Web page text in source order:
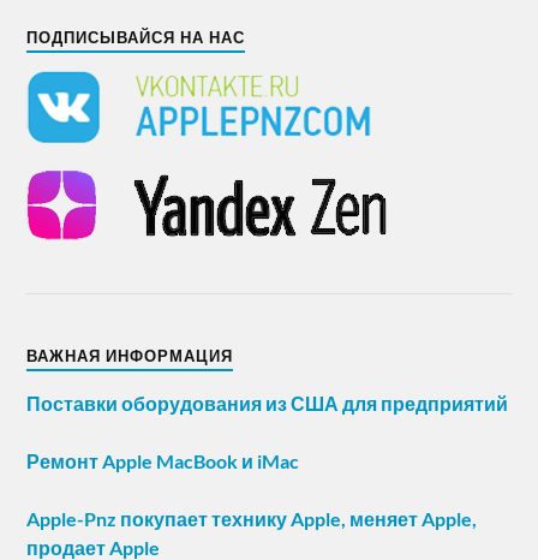
ПОДПИСЫВАЙСЯ НА НАС
ВАЖНАЯ ИНФОРМАЦИЯ
Поставки оборудования из США для предприятий
Ремонт Apple MacBook и iMac
Apple-Pnz покупает технику Apple, меняет Apple,
продает Apple